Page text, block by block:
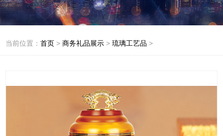
当前位置：首页 >商务礼品展示 >琉璃工艺品 >